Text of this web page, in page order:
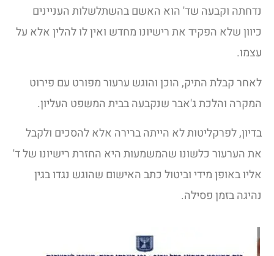
נדחתה וקבעה שד' הוא האשם בהשתלשלות העניינים
כיוון שלא הפקיד את רישיונו מחדש ואין לו להלין אלא על
עצמו.
לאחר קבלת התיק, הוכן והוגש ערעור מפורט עם פירוט
המקרה והלכת ג'אבר שנקבעה בבית המשפט העליון.
בדיון, לפרקליטות לא הייתה ברירה אלא להסכים ולקבל
את הערעור כלשונו שהמשמעות היא החזרת רישיונו של ד'
אליו באופן מידי וביטול כתב האישום שהוגש נגדו בגין
נהיגה בזמן פסילה.